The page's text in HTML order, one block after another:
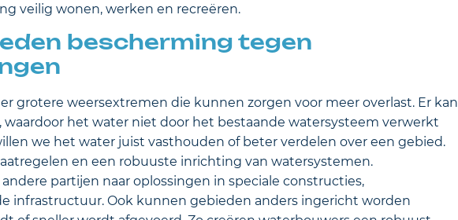
veilig wonen, werken en recreëren.
bescherming tegen
grotere weersextremen die kunnen zorgen voor meer overlast. Er kan
waardoor het water niet door het bestaande watersysteem verwerkt
we het water juist vasthouden of beter verdelen over een gebied.
en een robuuste inrichting van watersystemen.
partijen naar oplossingen in speciale constructies,
infrastructuur. Ook kunnen gebieden anders ingericht worden